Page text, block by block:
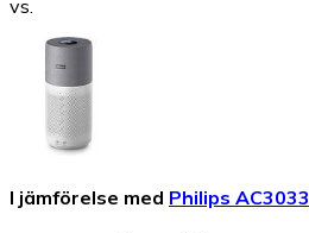
vs.
I jämförelse med Philips AC3033